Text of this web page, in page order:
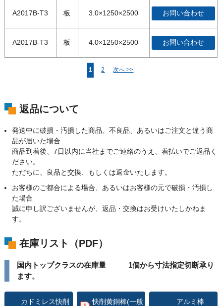
A2017B-T3 板 3.0×1250×2500 お問い合わせ
A2017B-T3 板 4.0×1250×2500 お問い合わせ
1 2 次へ >>
返品について
発送中に破損・汚損した商品、不良品、あるいはご注文と違う商
品が届いた場合
商品到着後、7日以内に当社までご連絡のうえ、着払いでご返品く
ださい。
ただちに、良品と交換、もしくは返金いたします。
お客様のご都合による場合、あるいはお客様の元で破損・汚損し
た場合
誠に申し訳ございませんが、返品・交換はお受けいたしかねま
す。
在庫リスト（PDF）
国内トップクラスの在庫量 1個から寸法指定切断承り
ます。
カドミレス快削
快削黄銅棒(一般
アルミ棒